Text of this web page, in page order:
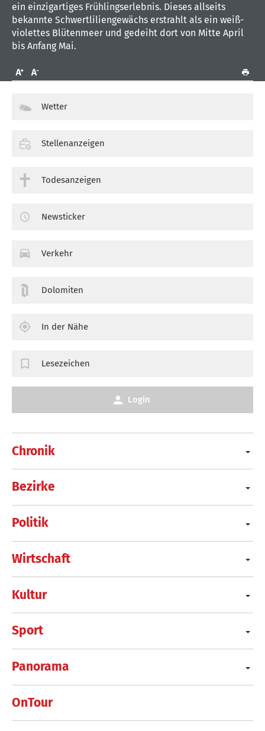
ein einzigartiges Frühlingserlebnis. Dieses allseits
bekannte Schwertliliengewächs erstrahlt als ein weiß-
violettes Blütenmeer und gedeiht dort von Mitte April
bis Anfang Mai.
Chronik
Bezirke
Politik
Wirtschaft
Kultur
Sport
Panorama
OnTour
Wetter
Stellenanzeigen
Todesanzeigen
Newsticker
Verkehr
Dolomiten
In der Nähe
Lesezeichen
Login